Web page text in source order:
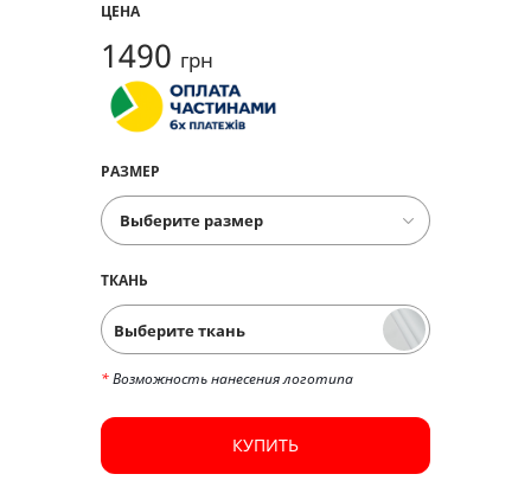
ЦЕНА
1490 грн
РАЗМЕР
ТКАНЬ
Выберите ткань
*Возможность нанесения логотипа
КУПИТЬ